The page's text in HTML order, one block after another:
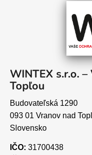
WINTEX s.r.o.
Topľou
Budovateľská 1290
093 01 Vranov nad
Slovensko
IČO: 31700438